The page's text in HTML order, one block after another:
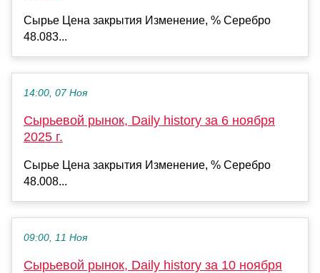
Сырье Цена закрытия Изменение, % Серебро
48.083...
14:00, 07 Ноя
Сырьевой рынок, Daily history за 6 ноября
2025 г.
Сырье Цена закрытия Изменение, % Серебро
48.008...
09:00, 11 Ноя
Сырьевой рынок, Daily history за 10 ноября